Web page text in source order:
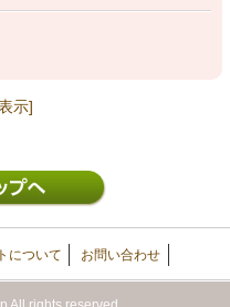
示]
について お問い合わせ